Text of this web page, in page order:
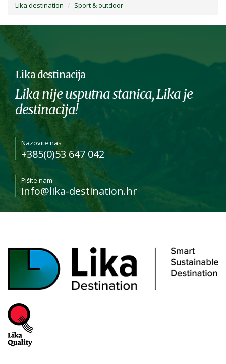
Lika destination Sport & outdoor
Lika destinacija
Lika nije usputna stanica, Lika je
destinacija!
Nazovite nas
+385(0)53 647 042
Pišite nam
info@lika-destination.hr